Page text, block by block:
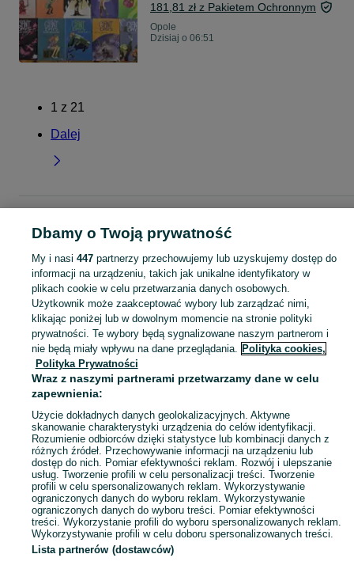
181,81 zł z Pakietem Ochronnym
Opole
Dzisiaj o 06:51
1 z 21
Dalej
Komiksy - Opole
KATEGORIA
Zobacz
Mapa kategorii
Mapa miejscowości
Mapa ministron
Popularne wyszukiwania
Dbamy o Twoją prywatność
My i nasi 447partnerzy przechowujemy lub uzyskujemy dostęp do
informacji na urządzeniu, takich jak unikalne identyfikatory w
plikach cookie w celu przetwarzania danych osobowych.
Użytkownik może zaakceptować wybory lub zarządzać nimi,
klikając poniżej lub w dowolnym momencie na stronie polityki
prywatności. Te wybory będą sygnalizowane naszym partnerom i
nie będą miały wpływu na dane przeglądania. Polityka cookies,
Polityka Prywatności
Wraz z naszymi partnerami przetwarzamy dane w celu
zapewnienia:
Użycie dokładnych danych geolokalizacyjnych. Aktywne
skanowanie charakterystyki urządzenia do celów identyfikacji.
Rozumienie odbiorców dzięki statystyce lub kombinacji danych z
różnych źródeł. Przechowywanie informacji na urządzeniu lub
dostęp do nich. Pomiar efektywności reklam. Rozwój i ulepszanie
usług. Tworzenie profili w celu personalizacji treści. Tworzenie
profili w celu spersonalizowanych reklam. Wykorzystywanie
ograniczonych danych do wyboru reklam. Wykorzystywanie
ograniczonych danych do wyboru treści. Pomiar efektywności
treści. Wykorzystanie profili do wyboru spersonalizowanych reklam.
Wykorzystywanie profili w celu doboru spersonalizowanych treści.
Lista partnerów (dostawców)